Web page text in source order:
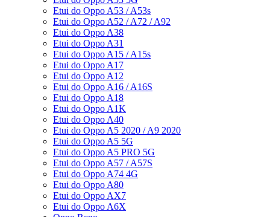
Etui do Oppo A53 / A53s
Etui do Oppo A52 / A72 / A92
Etui do Oppo A38
Etui do Oppo A31
Etui do Oppo A15 / A15s
Etui do Oppo A17
Etui do Oppo A12
Etui do Oppo A16 / A16S
Etui do Oppo A18
Etui do Oppo A1K
Etui do Oppo A40
Etui do Oppo A5 2020 / A9 2020
Etui do Oppo A5 5G
Etui do Oppo A5 PRO 5G
Etui do Oppo A57 / A57S
Etui do Oppo A74 4G
Etui do Oppo A80
Etui do Oppo AX7
Etui do Oppo A6X